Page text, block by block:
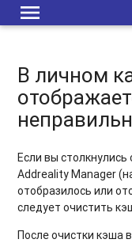
menu
В личном
Если вы
Addreality Manager
отобразилось или
следует очистить
После очистки кэша